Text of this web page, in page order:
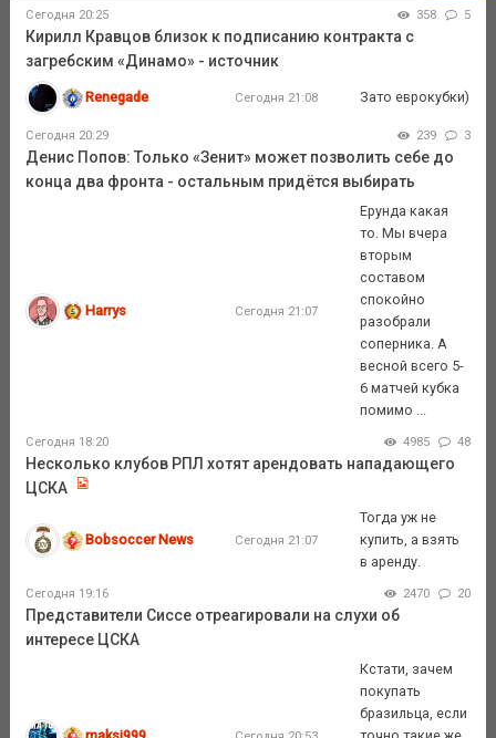
Сегодня 20:25 358 5
Кирилл Кравцов близок к подписанию контракта с
загребским «Динамо» - источник
Renegade Сегодня 21:08 Зато еврокубки)
Сегодня 20:29 239 3
Денис Попов: Только «Зенит» может позволить себе до
конца два фронта - остальным придётся выбирать
Harrys Сегодня 21:07
Ерунда какая
то. Мы вчера
вторым
составом
спокойно
разобрали
соперника. А
весной всего 5-
6 матчей кубка
помимо ...
Сегодня 18:20 4985 48
Несколько клубов РПЛ хотят арендовать нападающего
ЦСКА
Bobsoccer News Сегодня 21:07
Тогда уж не
купить, а взять
в аренду.
Сегодня 19:16 2470 20
Представители Сиссе отреагировали на слухи об
интересе ЦСКА
Кстати, зачем
покупать
бразильца, если